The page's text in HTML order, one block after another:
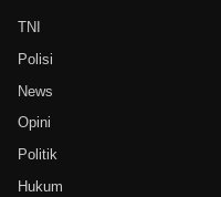
TNI
Polisi
News
Opini
Politik
Hukum